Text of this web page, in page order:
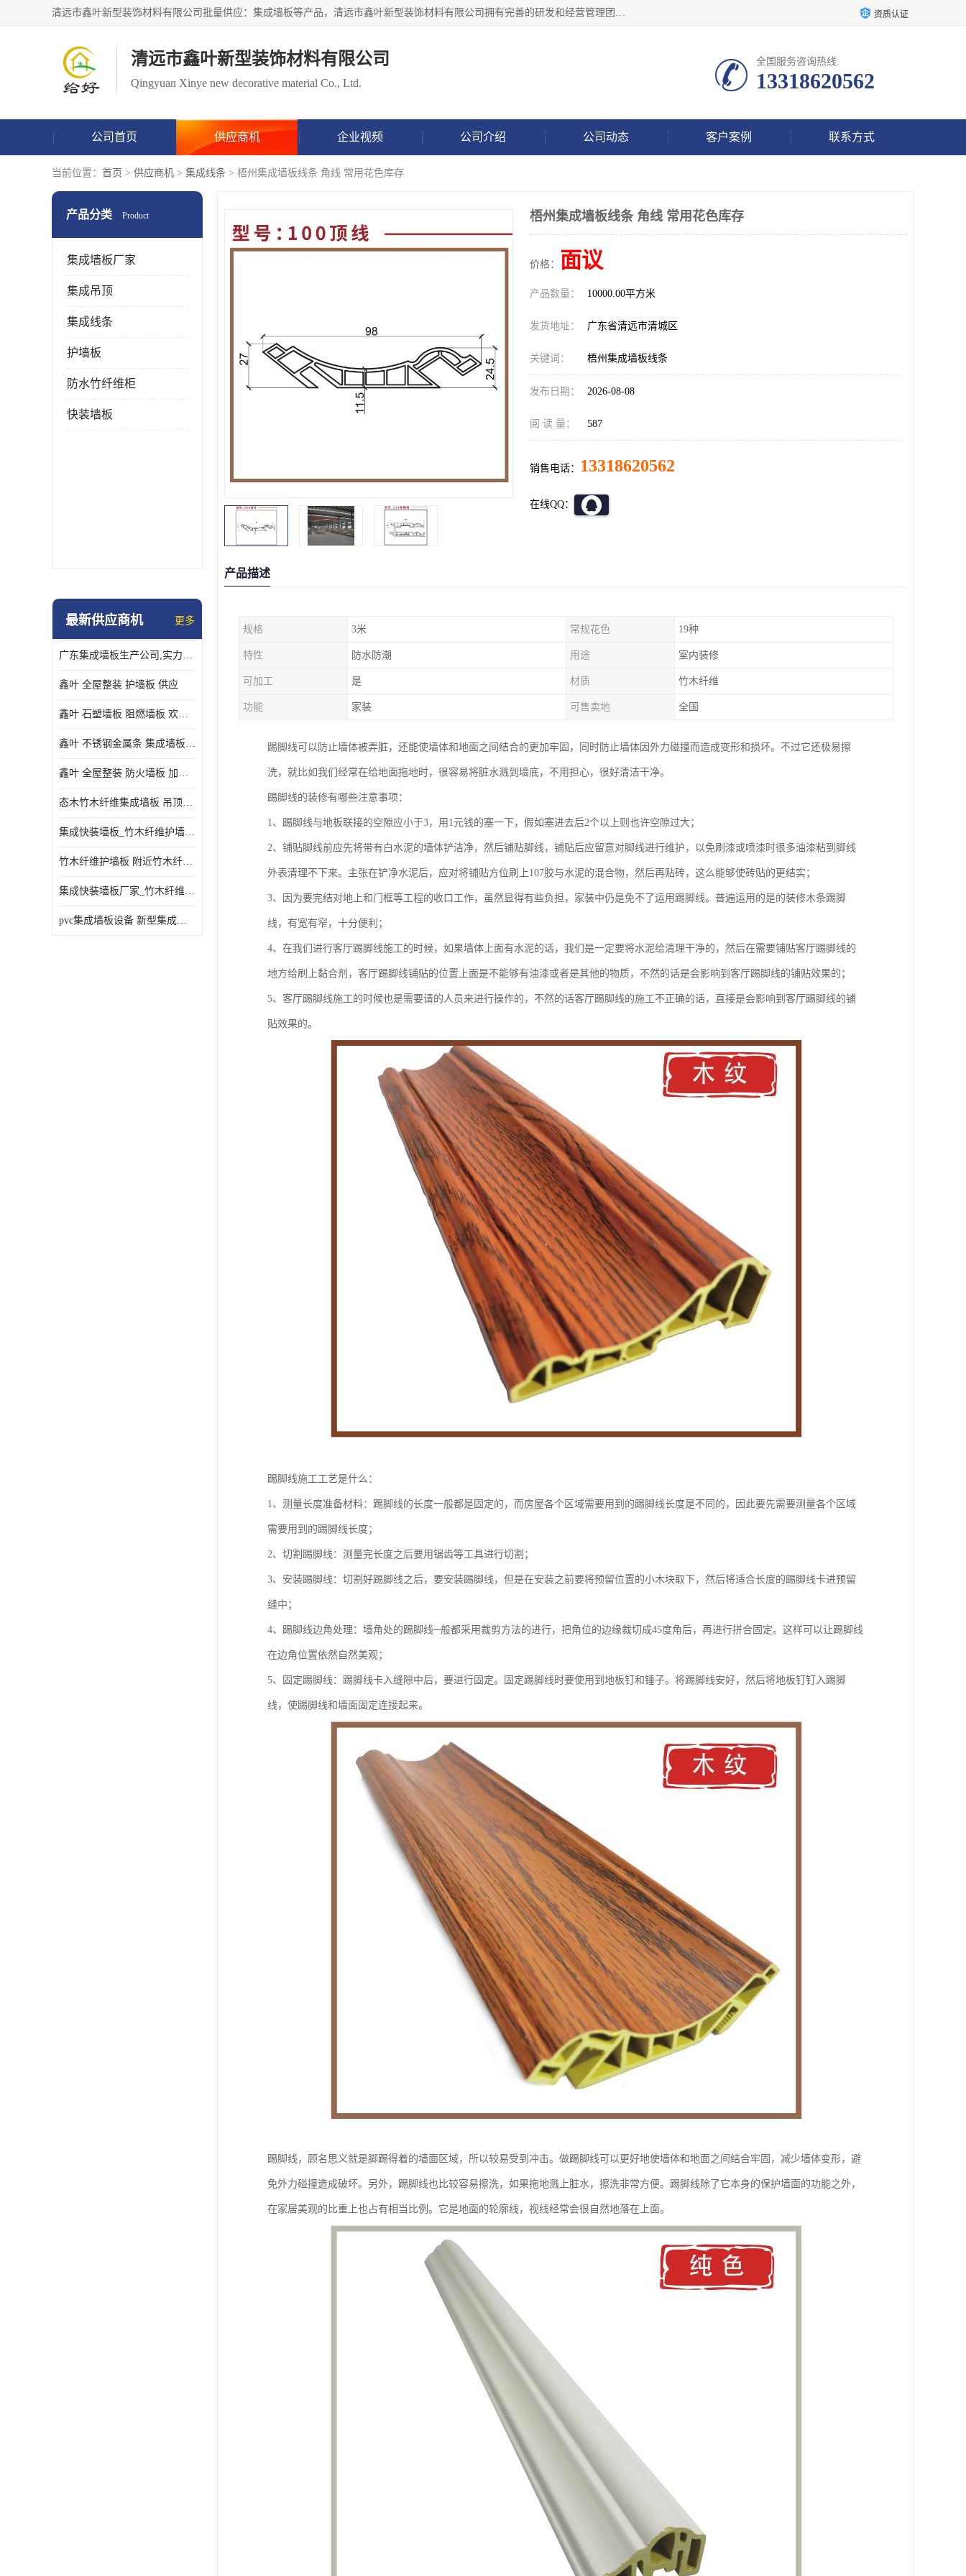
清远市鑫叶新型装饰材料有限公司批量供应：集成墙板等产品，清远市鑫叶新型装饰材料有限公司拥有完善的研发和经营管理团队，取得有70多项证书。不断让研发科技成果惠及全人类，用新材料保护自然资源，让人类生活居住健康与自然发展相和谐。全国统一热线电话：*。 资质认证
清远市鑫叶新型装饰材料有限公司
Qingyuan Xinye new decorative material Co., Ltd.
全国服务咨询热线:
13318620562
公司首页 供应商机 企业视频 公司介绍 公司动态 客户案例 联系方式
当前位置： 首页 > 供应商机 > 集成线条 > 梧州集成墙板线条 角线 常用花色库存
产品分类 Product
集成墙板厂家
集成吊顶
集成线条
护墙板
防水竹纤维柜
快装墙板
最新供应商机 更多
广东集成墙板生产公司,实力厂家-配送+设计+安装-没中间商
鑫叶 全屋整装 护墙板 供应
鑫叶 石塑墙板 阻燃墙板 欢迎选购
鑫叶 不锈钢金属条 集成墙板阴角线 欢迎选购
鑫叶 全屋整装 防火墙板 加工定制
态木竹木纤维集成墙板 吊顶板材 扣板快装 护墙板
集成快装墙板_竹木纤维护墙板厂家_竹木纤维集成墙板厂家
竹木纤维护墙板 附近竹木纤维集成墙板厂
集成快装墙板厂家_竹木纤维护墙板厂家_竹木纤维集成墙板厂家
pvc集成墙板设备 新型集成墙板 厂家供应
梧州集成墙板线条 角线 常用花色库存
价格： 面议
产品数量： 10000.00平方米
发货地址： 广东省清远市清城区
关键词： 梧州集成墙板线条
发布日期： 2026-08-08
阅 读 量： 587
销售电话： 13318620562
在线QQ：
产品描述
规格 3米 常规花色 19种
特性 防水防潮 用途 室内装修
可加工 是 材质 竹木纤维
功能 家装 可售卖地 全国
踢脚线可以防止墙体被弄脏，还能使墙体和地面之间结合的更加牢固，同时防止墙体因外力碰撞而造成变形和损坏。不过它还极易擦
洗，就比如我们经常在给地面拖地时，很容易将脏水溅到墙底，不用担心，很好清洁干净。
踢脚线的装修有哪些注意事项：
1、踢脚线与地板联接的空隙应小于3，用1元钱的塞一下，假如塞进去后2个以上则也许空隙过大；
2、铺贴脚线前应先将带有白水泥的墙体铲洁净，然后铺贴脚线，铺贴后应留意对脚线进行维护，以免刷漆或喷漆时很多油漆粘到脚线
外表清理不下来。主张在铲净水泥后，应对将铺贴方位刷上107胶与水泥的混合物，然后再贴砖，这么能够使砖贴的更结实；
3、因为要完结对地上和门框等工程的收口工作，虽然显得有些负担，家装中仍是免不了运用踢脚线。普遍运用的是的装修木条踢脚
线，有宽有窄，十分便利；
4、在我们进行客厅踢脚线施工的时候，如果墙体上面有水泥的话，我们是一定要将水泥给清理干净的，然后在需要铺贴客厅踢脚线的
地方给刷上黏合剂，客厅踢脚线铺贴的位置上面是不能够有油漆或者是其他的物质，不然的话是会影响到客厅踢脚线的铺贴效果的；
5、客厅踢脚线施工的时候也是需要请的人员来进行操作的，不然的话客厅踢脚线的施工不正确的话，直接是会影响到客厅踢脚线的铺
贴效果的。
踢脚线施工工艺是什么：
1、测量长度准备材料：踢脚线的长度一般都是固定的，而房屋各个区域需要用到的踢脚线长度是不同的，因此要先需要测量各个区域
需要用到的踢脚线长度；
2、切割踢脚线：测量完长度之后要用锯齿等工具进行切割；
3、安装踢脚线：切割好踢脚线之后，要安装踢脚线，但是在安装之前要将预留位置的小木块取下，然后将适合长度的踢脚线卡进预留
缝中；
4、踢脚线边角处理：墙角处的踢脚线─般都采用裁剪方法的进行，把角位的边缘裁切成45度角后，再进行拼合固定。这样可以让踢脚线
在边角位置依然自然美观；
5、固定踢脚线：踢脚线卡入缝隙中后，要进行固定。固定踢脚线时要使用到地板钉和锤子。将踢脚线安好，然后将地板钉钉入踢脚
线，使踢脚线和墙面固定连接起来。
踢脚线，顾名思义就是脚踢得着的墙面区域，所以较易受到冲击。做踢脚线可以更好地使墙体和地面之间结合牢固，减少墙体变形，避
免外力碰撞造成破坏。另外，踢脚线也比较容易擦洗，如果拖地溅上脏水，擦洗非常方便。踢脚线除了它本身的保护墙面的功能之外，
在家居美观的比重上也占有相当比例。它是地面的轮廓线，视线经常会很自然地落在上面。